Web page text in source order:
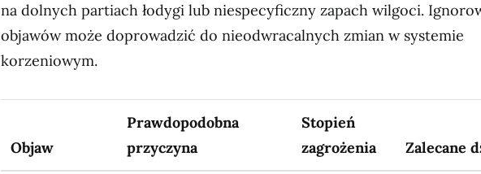
na dolnych partiach łodygi lub niespecyficzny zapach wilgoci.
objawów może doprowadzić do nieodwracalnych zmian w systemie
korzeniowym.
Objaw
Prawdopodobna
przyczyna
Stopień
zagrożenia
Zalecane